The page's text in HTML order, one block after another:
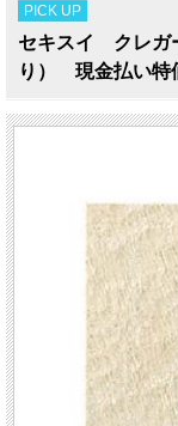
PICK UP
セキスイ クレガ
り） 現金払い特